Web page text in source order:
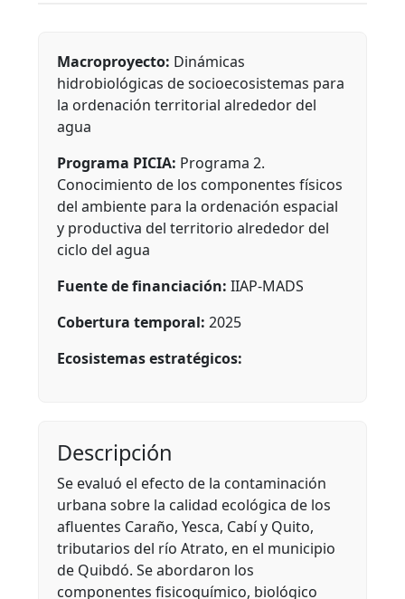
Macroproyecto: Dinámicas
hidrobiológicas de socioecosistemas para
la ordenación territorial alrededor del
agua
Programa PICIA: Programa 2.
Conocimiento de los componentes físicos
del ambiente para la ordenación espacial
y productiva del territorio alrededor del
ciclo del agua
Fuente de financiación: IIAP-MADS
Cobertura temporal: 2025
Ecosistemas estratégicos:
Descripción
Se evaluó el efecto de la contaminación
urbana sobre la calidad ecológica de los
afluentes Caraño, Yesca, Cabí y Quito,
tributarios del río Atrato, en el municipio
de Quibdó. Se abordaron los
componentes fisicoquímico, biológico